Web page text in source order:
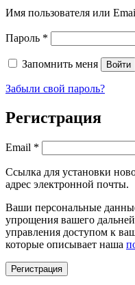
Имя пользователя или
Пароль *
Запомнить меня Войти
Забыли свой пароль?
Регистрация
Email *
Ссылка для установки
адрес электронной почты.
Ваши персональные
упрощения вашего
управления доступом к
которые описывает наша
Регистрация